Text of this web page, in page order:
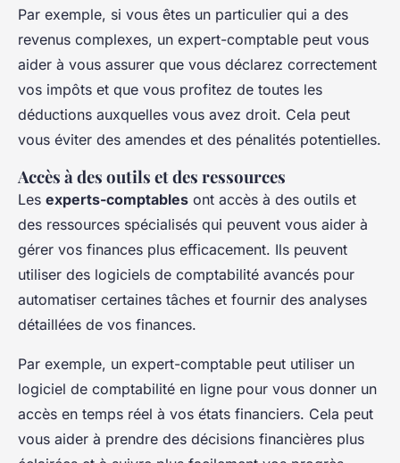
Par exemple, si vous êtes un particulier qui a des
revenus complexes, un expert-comptable peut vous
aider à vous assurer que vous déclarez correctement
vos impôts et que vous profitez de toutes les
déductions auxquelles vous avez droit. Cela peut
vous éviter des amendes et des pénalités potentielles.
Accès à des outils et des ressources
Les experts-comptables ont accès à des outils et
des ressources spécialisés qui peuvent vous aider à
gérer vos finances plus efficacement. Ils peuvent
utiliser des logiciels de comptabilité avancés pour
automatiser certaines tâches et fournir des analyses
détaillées de vos finances.
Par exemple, un expert-comptable peut utiliser un
logiciel de comptabilité en ligne pour vous donner un
accès en temps réel à vos états financiers. Cela peut
vous aider à prendre des décisions financières plus